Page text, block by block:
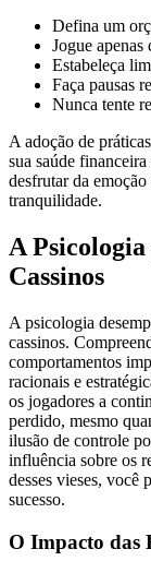
Defina um
Jogue
Estabeleça
Faça pausas
Nunca tente
A adoção de
sua saúde
desfrutar da
tranquilidade.
A Psicologia
Cassinos
A psicologia
cassinos.
comportamentos
racionais e
os jogadores a
perdido, mesmo
ilusão de controle
influência sobre os
desses vieses, você
sucesso.
O Impacto das